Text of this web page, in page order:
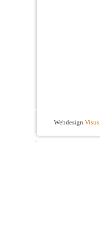
Webdesign Visus